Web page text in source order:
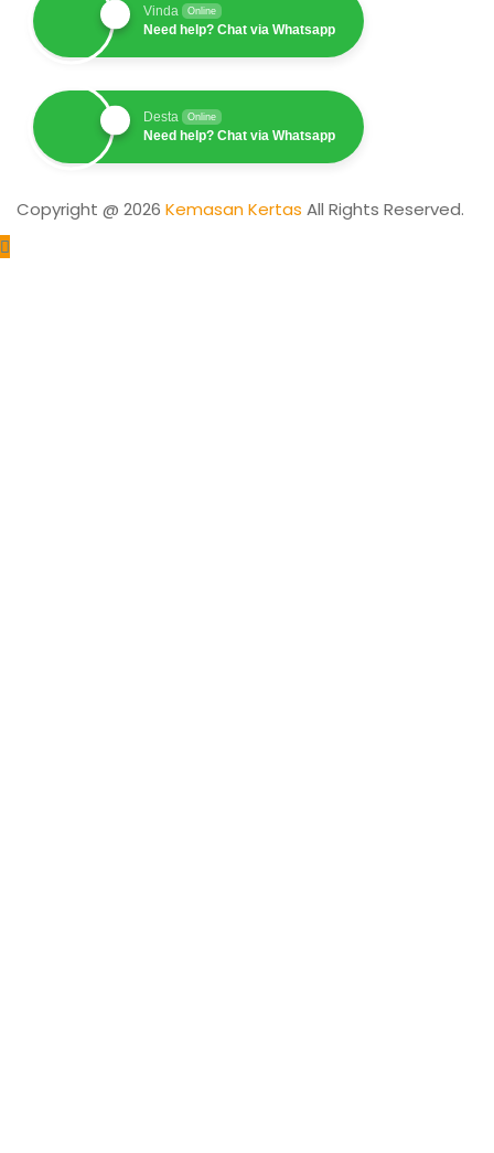
Vinda Online
Need help? Chat via Whatsapp
Desta Online
Need help? Chat via Whatsapp
Copyright @ 2026 Kemasan Kertas All Rights Reserved.